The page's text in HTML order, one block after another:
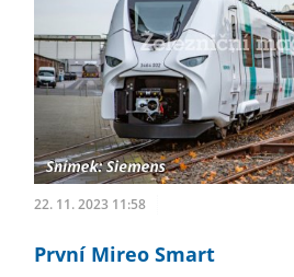
22. 11. 2023 11:58
První Mireo Smart